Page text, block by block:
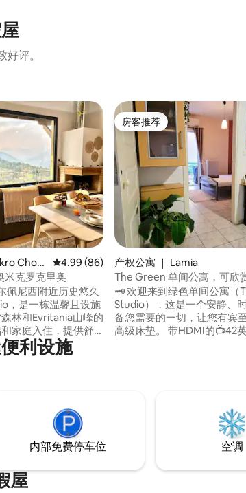
评。
310 条评价
Chori
平均评分 4.99 分（满分 5 分），共 86 条评
4.99 (86)
米克罗克里奥
佩尼西附近历史悠久
，是一栋温馨且设施
林和Evritania山峰的
家庭入住，提供舒
全的厨房以及所有
虑的住宿体验。房
房客推荐
房客推荐
产权公寓 ｜ Lamia
The Green 单间公寓，可欣
🗝️ 欢迎来到绿色单间公寓（
Studio），这是一个安静、
备您需要的一切，让您有宾至
高级床垫。 带HDMI的📺42英寸屏幕–轻松
利设施
内部免费停车位 空调
屋